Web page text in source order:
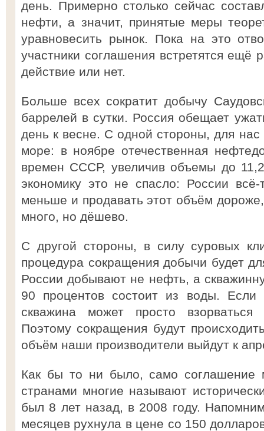
день. Примерно столько сейчас
нефти, а значит, принятые меры
уравновесить рынок. Пока на это
участники соглашения встретятся ещё
действие или нет.
Больше всех сократит добычу
баррелей в сутки. Россия обещает
день к весне. С одной стороны, для нас
море: в ноябре отечественная
времен СССР, увеличив объемы до
экономику это не спасло: России всё-
меньше и продавать этот объём
много, но дёшево.
С другой стороны, в силу суровых
процедура сокращения добычи будет
России добывают не нефть, а
90 процентов состоит из воды. Если
скважина может просто
Поэтому сокращения будут
объём наши производители выйдут к
Как бы то ни было, само
странами многие называют
был 8 лет назад, в 2008 году.
месяцев рухнула в цене со 150